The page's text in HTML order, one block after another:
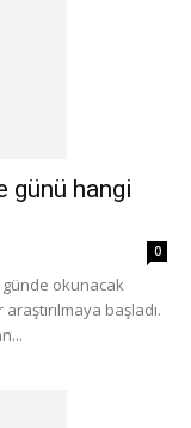
günü hangi
0
okunacak
başladı.